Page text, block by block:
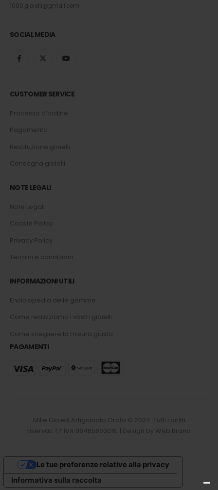
1000.gioielli@gmail.com
SOCIAL MEDIA
CUSTOMER SERVICE
Processo d’ordine
Pagamento
Restituzione gioielli
Consegna gioielli
NOTE LEGALI
Note Legali
Cookie Policy
Privacy Policy
Termini e condizioni
INFORMAZIONI UTILI
Enciclopedia delle gemme
Come realizziamo i vostri gioielli
Come scegliere la misura giusta
PAGAMENTI
Mille Gioielli Artigianato Orafo © 2024. Tutti i diritti
riservati. | P.IVA 08465860016. | Design by Web Brand
Informativa sulla raccolta
Le tue preferenze relative alla privacy